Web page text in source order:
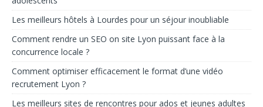
Les meilleurs hôtels à Lourdes pour un séjour inoubliable
Comment rendre un SEO on site Lyon puissant face à la
concurrence locale ?
Comment optimiser efficacement le format d’une vidéo
recrutement Lyon ?
Les meilleurs sites de rencontres pour ados et jeunes adultes